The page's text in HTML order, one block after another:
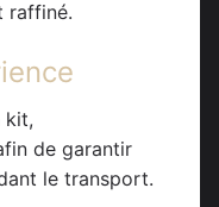
raffiné.
kit,
de garantir
le transport.